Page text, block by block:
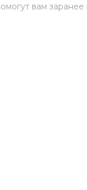
вам заранее